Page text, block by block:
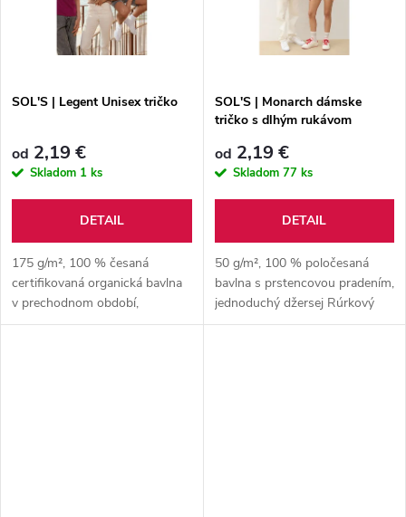
v
SOL'S | Legent Unisex tričko
od 2,19 €
Skladom 1 ks
DETAIL
175 g/m², 100 % česaná
certifikovaná organická bavlna
v prechodnom období,
jednostranný vzor
SOL'S | Monarch dámske
tričko s dlhým rukávom
od 2,19 €
Skladom 77 ks
DETAIL
50 g/m², 100 % poločesaná
bavlna s prstencovou pradením,
jednoduchý džersej Rúrkový
strih, okrúhly výstrih z